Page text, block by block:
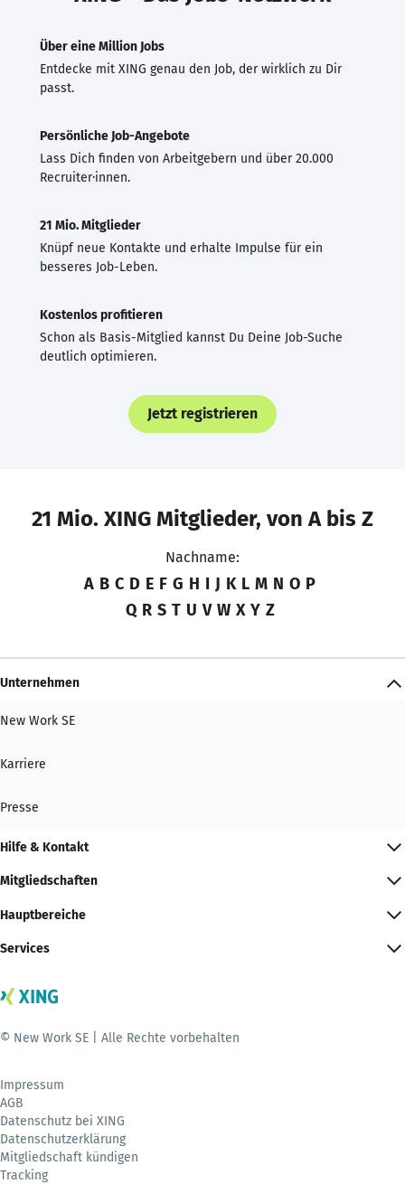
Über eine Million Jobs
Entdecke mit XING genau den Job, der wirklich zu Dir
passt.
Persönliche Job-Angebote
Lass Dich finden von Arbeitgebern und über 20.000
Recruiter·innen.
21 Mio. Mitglieder
Knüpf neue Kontakte und erhalte Impulse für ein
besseres Job-Leben.
Kostenlos profitieren
Schon als Basis-Mitglied kannst Du Deine Job-Suche
deutlich optimieren.
Jetzt registrieren
21 Mio. XING Mitglieder, von A bis Z
Nachname:
A B C D E F G H I J K L M N O P
Q R S T U V W X Y Z
Unternehmen
New Work SE
Karriere
Presse
Hilfe & Kontakt
Mitgliedschaften
Hauptbereiche
Services
© New Work SE | Alle Rechte vorbehalten
Impressum
AGB
Datenschutz bei XING
Datenschutzerklärung
Mitgliedschaft kündigen
Tracking